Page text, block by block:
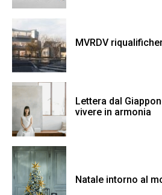
MVRDV
Lettera dal
vivere in armonia
Natale intorno al